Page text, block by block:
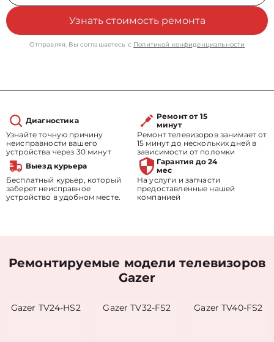
Узнать стоимость ремонта
Отправляя, Вы соглашаетесь с Политикой конфиденциальности
Диагностика
Узнайте точную причину
неисправности вашего
устройства через 30 минут
Ремонт от 15
минут
Ремонт телевизоров занимает от
15 минут до нескольких дней в
зависимости от поломки
Выезд курьера
Бесплатный курьер, который
заберет неисправное
устройство в удобном месте.
Гарантия до 24
мес
На услуги и запчасти
предоставленные нашей
компанией
Ремонтируемые модели телевизоров
Gazer
Gazer TV24-HS2 Gazer TV32-FS2 Gazer TV40-FS2